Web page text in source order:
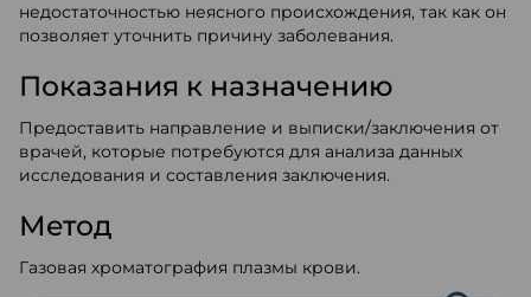
недостаточностью неясного происхождения, так как он
позволяет уточнить причину заболевания.
Показания к назначению
Предоставить направление и выписки/заключения от
врачей, которые потребуются для анализа данных
исследования и составления заключения.
Метод
Газовая хроматография плазмы крови.